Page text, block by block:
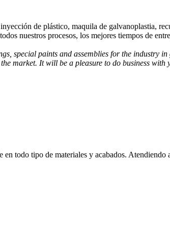
de plástico, maquila de galvanoplastia,
nuestros procesos, los mejores tiempos de
special paints and assemblies for the industry
market. It will be a pleasure to do business with
todo tipo de materiales y acabados.